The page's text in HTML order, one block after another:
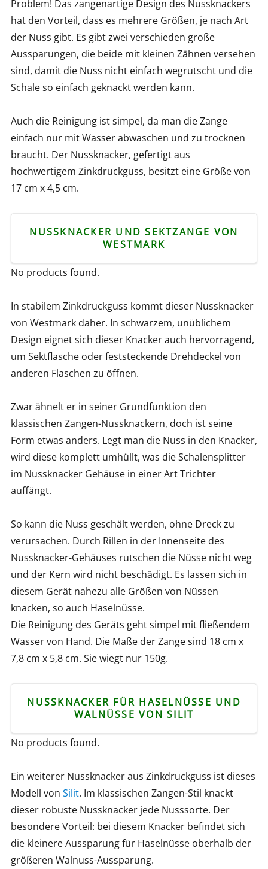
Problem! Das zangenartige Design des Nussknackers
hat den Vorteil, dass es mehrere Größen, je nach Art
der Nuss gibt. Es gibt zwei verschieden große
Aussparungen, die beide mit kleinen Zähnen versehen
sind, damit die Nuss nicht einfach wegrutscht und die
Schale so einfach geknackt werden kann.
Auch die Reinigung ist simpel, da man die Zange
einfach nur mit Wasser abwaschen und zu trocknen
braucht. Der Nussknacker, gefertigt aus
hochwertigem Zinkdruckguss, besitzt eine Größe von
17 cm x 4,5 cm.
NUSSKNACKER UND SEKTZANGE VON
WESTMARK
No products found.
In stabilem Zinkdruckguss kommt dieser Nussknacker
von Westmark daher. In schwarzem, unüblichem
Design eignet sich dieser Knacker auch hervorragend,
um Sektflasche oder feststeckende Drehdeckel von
anderen Flaschen zu öffnen.
Zwar ähnelt er in seiner Grundfunktion den
klassischen Zangen-Nussknackern, doch ist seine
Form etwas anders. Legt man die Nuss in den Knacker,
wird diese komplett umhüllt, was die Schalensplitter
im Nussknacker Gehäuse in einer Art Trichter
auffängt.
So kann die Nuss geschält werden, ohne Dreck zu
verursachen. Durch Rillen in der Innenseite des
Nussknacker-Gehäuses rutschen die Nüsse nicht weg
und der Kern wird nicht beschädigt. Es lassen sich in
diesem Gerät nahezu alle Größen von Nüssen
knacken, so auch Haselnüsse.
Die Reinigung des Geräts geht simpel mit fließendem
Wasser von Hand. Die Maße der Zange sind 18 cm x
7,8 cm x 5,8 cm. Sie wiegt nur 150g.
NUSSKNACKER FÜR HASELNÜSSE UND
WALNÜSSE VON SILIT
No products found.
Ein weiterer Nussknacker aus Zinkdruckguss ist dieses
Modell von Silit. Im klassischen Zangen-Stil knackt
dieser robuste Nussknacker jede Nusssorte. Der
besondere Vorteil: bei diesem Knacker befindet sich
die kleinere Aussparung für Haselnüsse oberhalb der
größeren Walnuss-Aussparung.